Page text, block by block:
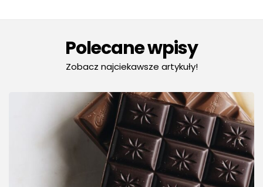
Polecane wpisy
Zobacz najciekawsze artykuły!